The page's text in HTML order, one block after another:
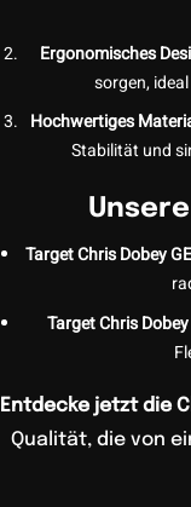
Ergonomisches
sorgen,
Hochwertiges
Stabilität und
Target Chris Dobey
Target Chris
Entdecke jetzt die
Qualität, die von